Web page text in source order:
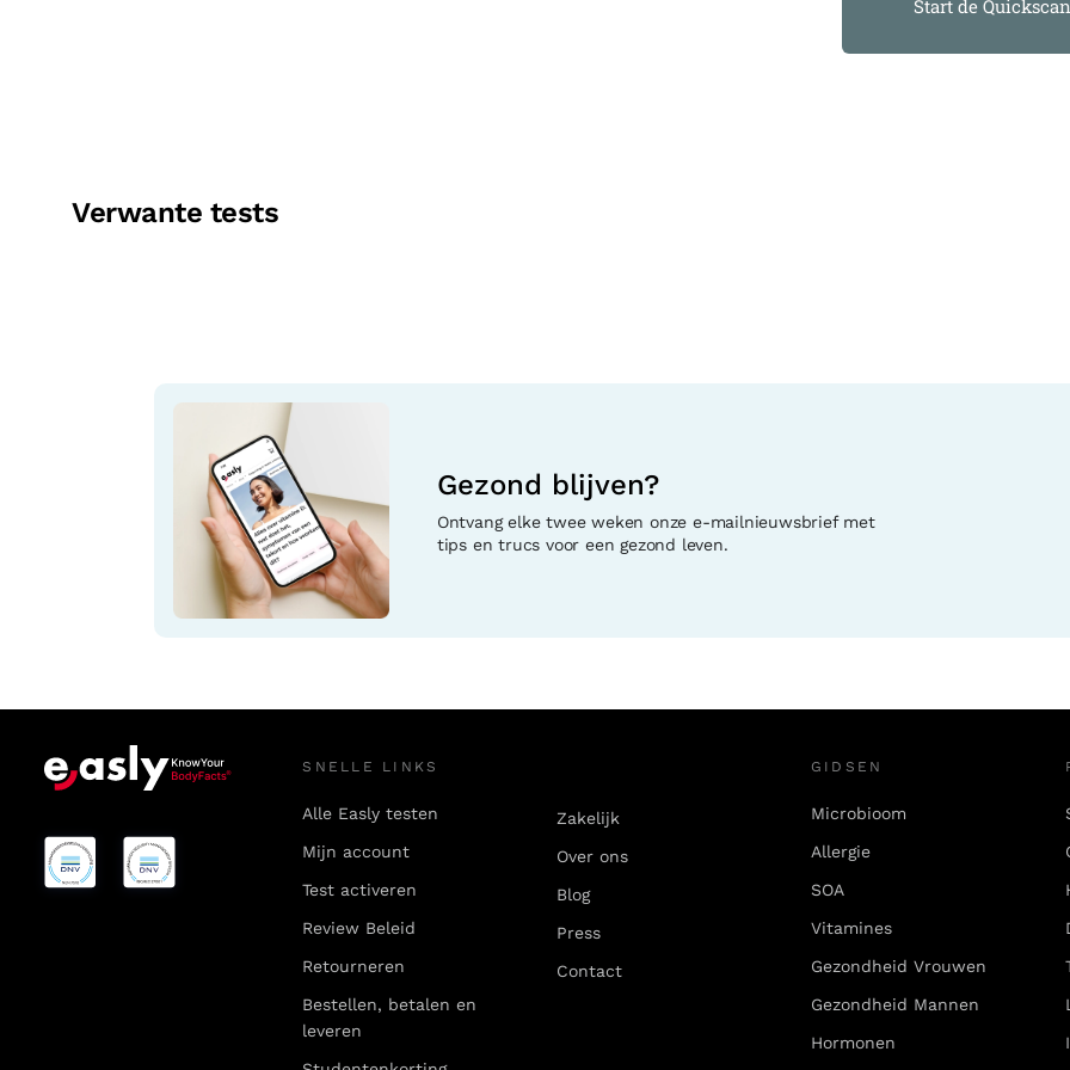
Start de Quickscan
Verwante tests
Gezond blijven?
Ontvang elke twee weken onze e-mailnieuwsbrief met
tips en trucs voor een gezond leven.
SNELLE LINKS
Alle Easly testen
Mijn account
Test activeren
Review Beleid
Retourneren
Bestellen, betalen en
leveren
Zakelijk
Over ons
Blog
Press
Contact
GIDSEN
Microbioom
Allergie
SOA
Vitamines
Gezondheid Vrouwen
Gezondheid Mannen
Hormonen